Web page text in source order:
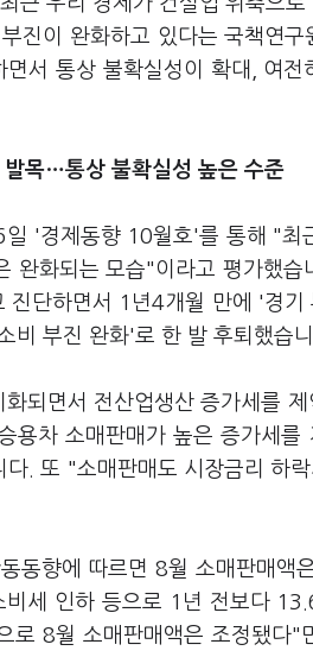
진이 완화하고 있다는 국책연
서 통상 불확실성이 확대, 여
발목…통상 불확실성 높은 수준
'경제동향 10월호'를 통해 "최
완화되는 모습"이라고 평가했
진단하면서 1년4개월 만에 '경
비 부진 완화'로 한 발 후퇴했습
되면서 전산업생산 증가세를
용차 소매판매가 높은 증가세
. 또 "소매판매도 시장금리 하
동향에 따르면 8월 소매판매
비세 인하 등으로 1년 전보다
로 8월 소매판매액은 조정됐다